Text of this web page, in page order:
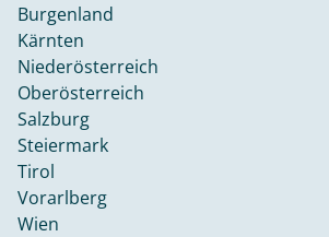
Burgenland
Kärnten
Niederösterreich
Oberösterreich
Salzburg
Steiermark
Tirol
Vorarlberg
Wien